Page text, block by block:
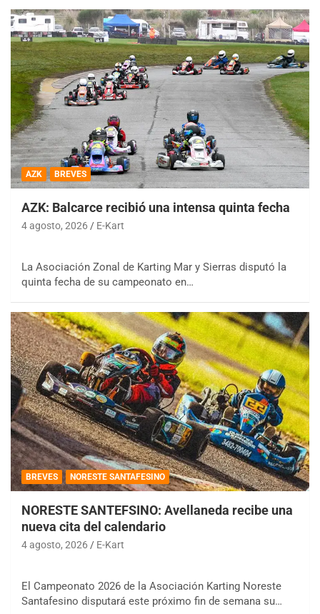
AZK BREVES
AZK: Balcarce recibió una intensa quinta fecha
4 agosto, 2026 E-Kart
La Asociación Zonal de Karting Mar y Sierras disputó la
quinta fecha de su campeonato en…
BREVES NORESTE SANTAFESINO
NORESTE SANTEFSINO: Avellaneda recibe una
nueva cita del calendario
4 agosto, 2026 E-Kart
El Campeonato 2026 de la Asociación Karting Noreste
Santafesino disputará este próximo fin de semana su…